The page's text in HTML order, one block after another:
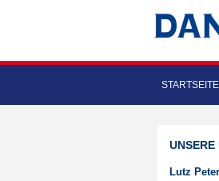
STARTSEITE
Lutz